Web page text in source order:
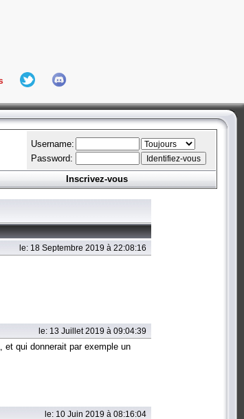
Fame
Username:
Password:
Inscrivez-vous
le: 18 Septembre 2019 à 22:08:16
le: 13 Juillet 2019 à 09:04:39
qui donnerait par exemple un
le: 10 Juin 2019 à 08:16:04